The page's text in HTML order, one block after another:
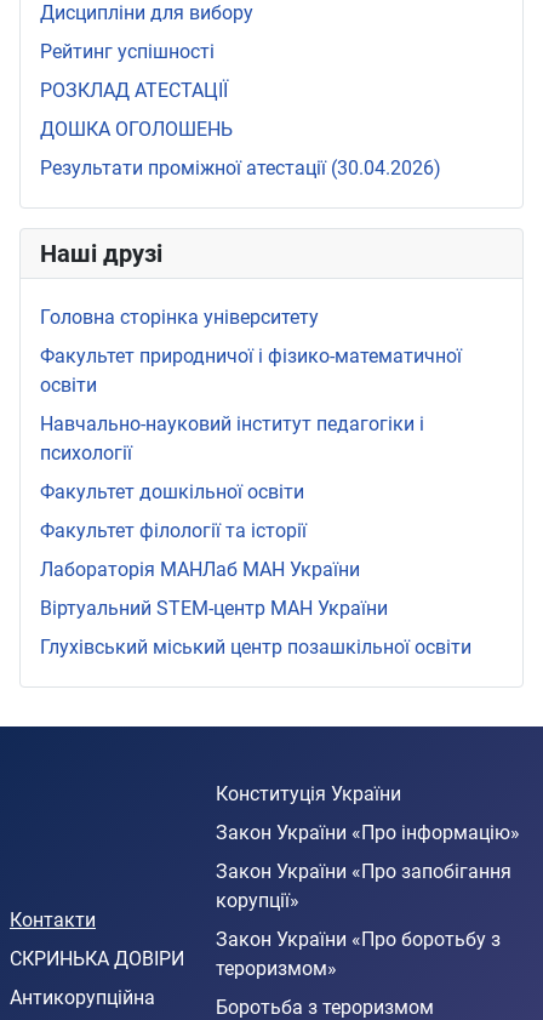
Дисципліни для вибору
Рейтинг успішності
РОЗКЛАД АТЕСТАЦІЇ
ДОШКА ОГОЛОШЕНЬ
Результати проміжної атестації (30.04.2026)
Наші друзі
Головна сторінка університету
Факультет природничої і фізико-математичної
освіти
Навчально-науковий інститут педагогіки і
психології
Факультет дошкільної освіти
Факультет філології та історії
Лабораторія МАНЛаб МАН України
Віртуальний STEМ-центр МАН України
Глухівський міський центр позашкільної освіти
Контакти
СКРИНЬКА ДОВІРИ
Антикорупційна
Конституція України
Закон України «Про інформацію»
Закон України «Про запобігання
корупції»
Закон України «Про боротьбу з
тероризмом»
Боротьба з тероризмом